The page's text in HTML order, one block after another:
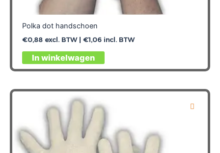
Polka dot handschoen
€0,88excl. BTW | €1,06incl. BTW
In winkelwagen
Dit
product
meerdere
Deze
kan
gekozen